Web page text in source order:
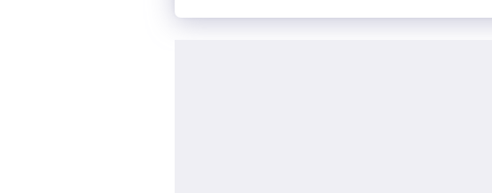
Станція метро "Житомирська"